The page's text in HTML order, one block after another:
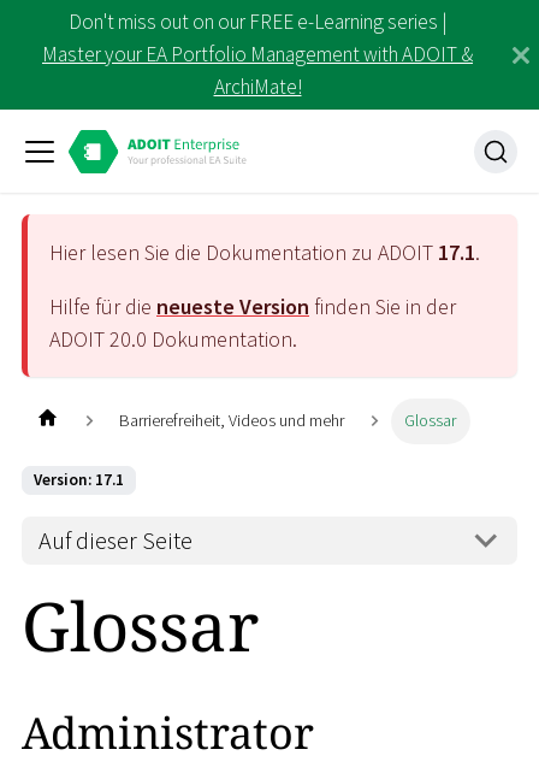
Don't miss out on our FREE e-Learning series |
Master your EA Portfolio Management with ADOIT &
ArchiMate!
Hier lesen Sie die Dokumentation zu ADOIT 17.1.
Hilfe für die neueste Version finden Sie in der
ADOIT20.0 Dokumentation.
Barrierefreiheit, Videos und mehr Glossar
Version: 17.1
Auf dieser Seite
Glossar
Administrator